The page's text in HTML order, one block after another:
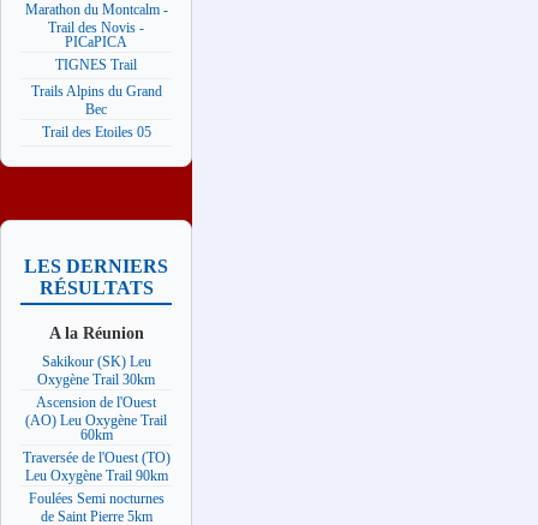
Marathon du Montcalm -
Trail des Novis -
PICaPICA
TIGNES Trail
Trails Alpins du Grand
Bec
Trail des Etoiles 05
LES DERNIERS
RÉSULTATS
A la Réunion
Sakikour (SK) Leu
Oxygène Trail 30km
Ascension de l'Ouest
(AO) Leu Oxygène Trail
60km
Traversée de l'Ouest (TO)
Leu Oxygène Trail 90km
Foulées Semi nocturnes
de Saint Pierre 5km